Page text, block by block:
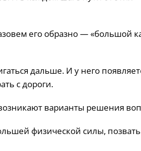
его образно — «большой
дальше. И у него
с дороги.
варианты решения
физической силы,